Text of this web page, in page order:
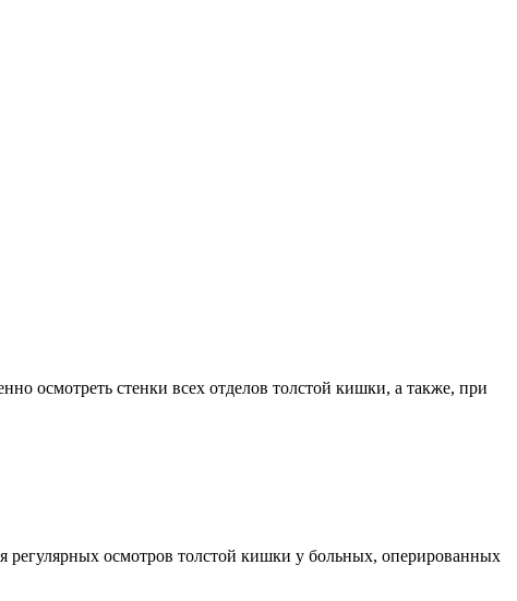
осмотреть стенки всех отделов толстой кишки, а также, при
регулярных осмотров толстой кишки у больных, оперированных